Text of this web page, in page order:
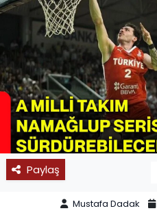
Paylaş
Mustafa Dadak
SPOR
11:11 MANŞET